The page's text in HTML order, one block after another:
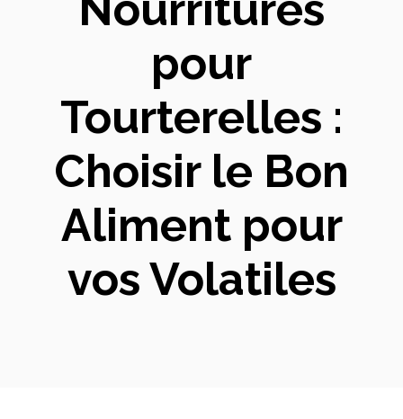
pour
Tourterelles :
Choisir le Bon
Aliment pour
vos Volatiles